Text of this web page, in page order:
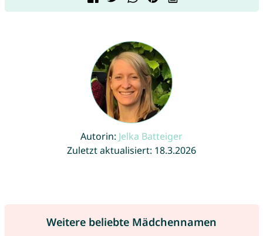
Autorin: Jelka Batteiger
Zuletzt aktualisiert: 18.3.2026
Weitere beliebte Mädchennamen